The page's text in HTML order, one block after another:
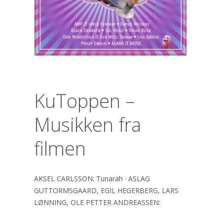
KuToppen –
Musikken fra
filmen
AKSEL CARLSSON: Tunarah · ASLAG
GUTTORMSGAARD, EGIL HEGERBERG, LARS
LØNNING, OLE PETTER ANDREASSEN: